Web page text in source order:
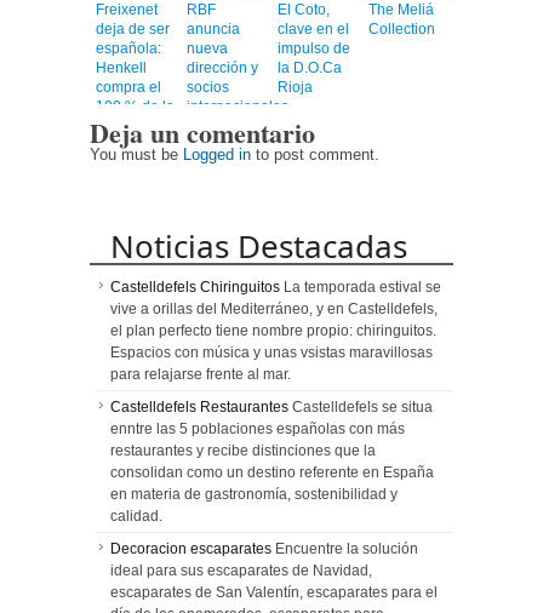
Freixenet
deja de ser
española:
Henkell
compra el
100 % de la
compañía
RBF
anuncia
nueva
dirección y
socios
internacionales,
confirmando
su gira 2026
en siete
El Coto,
clave en el
impulso de
la D.O.Ca
Rioja
The Meliá
Collection
Deja un comentario
You must be Logged in to post comment.
Noticias Destacadas
Castelldefels Chiringuitos La temporada estival se
vive a orillas del Mediterráneo, y en Castelldefels,
el plan perfecto tiene nombre propio: chiringuitos.
Espacios con música y unas vsistas maravillosas
para relajarse frente al mar.
Castelldefels Restaurantes Castelldefels se situa
enntre las 5 poblaciones españolas con más
restaurantes y recibe distinciones que la
consolidan como un destino referente en España
en materia de gastronomía, sostenibilidad y
calidad.
Decoracion escaparates Encuentre la solución
ideal para sus escaparates de Navidad,
escaparates de San Valentín, escaparates para el